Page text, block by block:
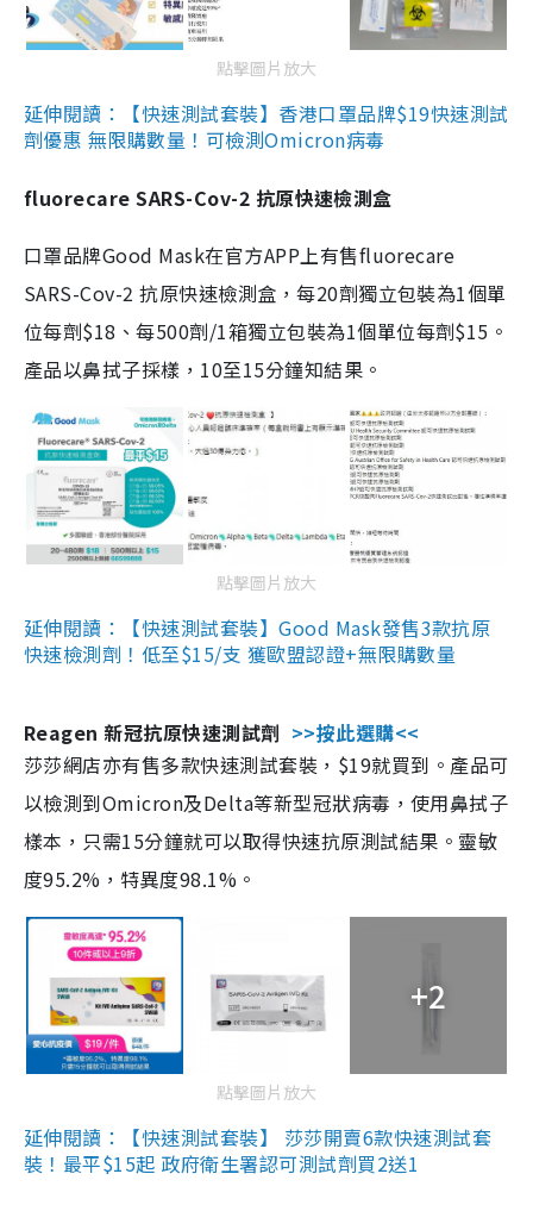
點擊圖片放大
延伸閱讀：【快速測試套裝】香港口罩品牌$19快速測試
劑優惠 無限購數量！可檢測Omicron病毒
fluorecare SARS-Cov-2 抗原快速檢測盒
口罩品牌Good Mask在官方APP上有售fluorecare
SARS-Cov-2 抗原快速檢測盒，每20劑獨立包裝為1個單
位每劑$18、每500劑/1箱獨立包裝為1個單位每劑$15。
產品以鼻拭子採樣，10至15分鐘知結果。
點擊圖片放大
延伸閱讀：【快速測試套裝】Good Mask發售3款抗原
快速檢測劑！低至$15/支 獲歐盟認證+無限購數量
Reagen 新冠抗原快速測試劑 >>按此選購<<
莎莎網店亦有售多款快速測試套裝，$19就買到。產品可
以檢測到Omicron及Delta等新型冠狀病毒，使用鼻拭子
樣本，只需15分鐘就可以取得快速抗原測試結果。靈敏
度95.2%，特異度98.1%。
+2
點擊圖片放大
延伸閱讀：【快速測試套裝】 莎莎開賣6款快速測試套
裝！最平$15起 政府衛生署認可測試劑買2送1